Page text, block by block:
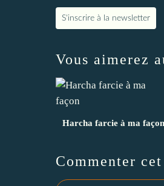
S'inscrire à la newsletter
Vous aimerez
Harcha farcie à ma façon
Commenter